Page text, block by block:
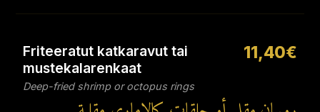
Friteeratut katkaravut tai
mustekalarenkaat
Deep-fried shrimp or octopus rings
11,40€